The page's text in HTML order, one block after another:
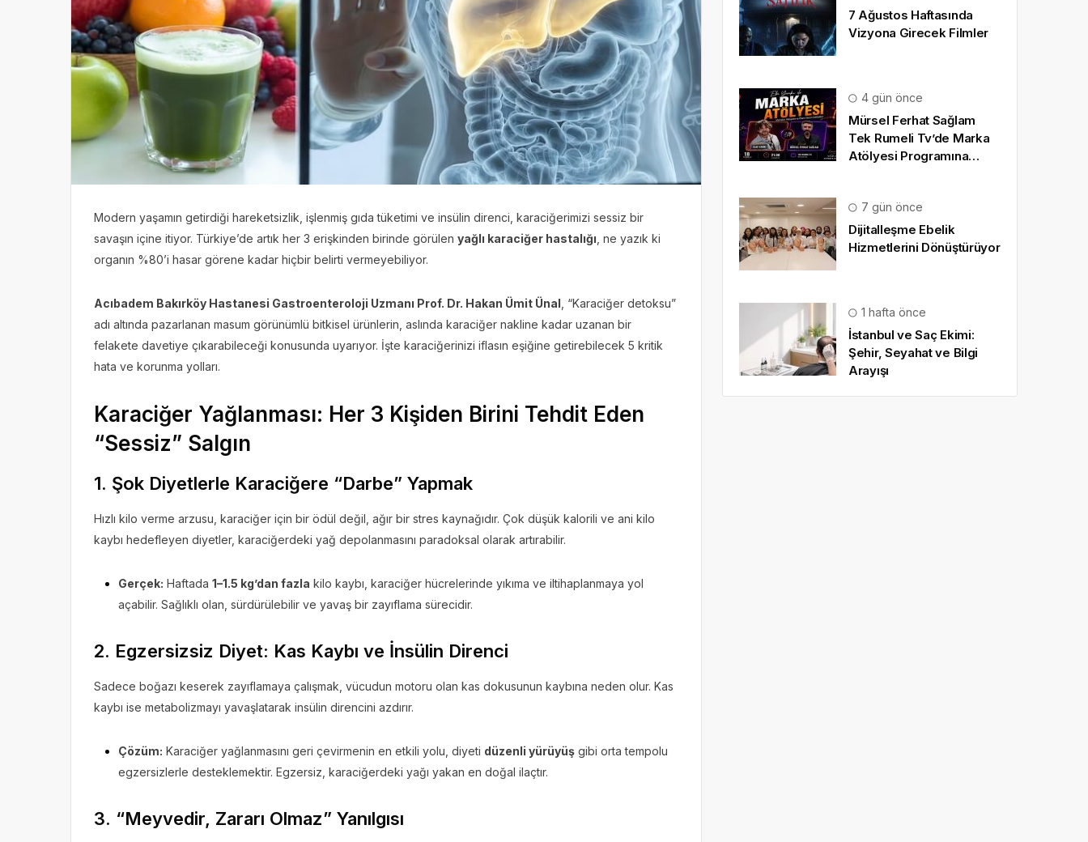
Modern yaşamın getirdiği hareketsizlik, işlenmiş gıda tüketimi ve insülin direnci, karaciğerimizi sessiz bir
savaşın içine itiyor. Türkiye’de artık her 3 erişkinden birinde görülen yağlı karaciğer hastalığı , ne yazık ki
organın %80’i hasar görene kadar hiçbir belirti vermeyebiliyor.
Acıbadem Bakırköy Hastanesi Gastroenteroloji Uzmanı Prof. Dr. Hakan Ümit Ünal , “Karaciğer detoksu”
adı altında pazarlanan masum görünümlü bitkisel ürünlerin, aslında karaciğer nakline kadar uzanan bir
felakete davetiye çıkarabileceği konusunda uyarıyor. İşte karaciğerinizi iflasın eşiğine getirebilecek 5 kritik
hata ve korunma yolları.
Karaciğer Yağlanması: Her 3 Kişiden Birini Tehdit Eden
“Sessiz” Salgın
1. Şok Diyetlerle Karaciğere “Darbe” Yapmak
Hızlı kilo verme arzusu, karaciğer için bir ödül değil, ağır bir stres kaynağıdır. Çok düşük kalorili ve ani kilo
kaybı hedefleyen diyetler, karaciğerdeki yağ depolanmasını paradoksal olarak artırabilir.
Gerçek: Haftada 1–1.5 kg’dan fazla kilo kaybı, karaciğer hücrelerinde yıkıma ve iltihaplanmaya yol
açabilir. Sağlıklı olan, sürdürülebilir ve yavaş bir zayıflama sürecidir.
2. Egzersizsiz Diyet: Kas Kaybı ve İnsülin Direnci
Sadece boğazı keserek zayıflamaya çalışmak, vücudun motoru olan kas dokusunun kaybına neden olur. Kas
kaybı ise metabolizmayı yavaşlatarak insülin direncini azdırır.
Çözüm: Karaciğer yağlanmasını geri çevirmenin en etkili yolu, diyeti düzenli yürüyüş gibi orta tempolu
egzersizlerle desteklemektir. Egzersiz, karaciğerdeki yağı yakan en doğal ilaçtır.
3. “Meyvedir, Zararı Olmaz” Yanılgısı
7 Ağustos Haftasında
Vizyona Girecek Filmler
4 gün önce
Mürsel Ferhat Sağlam
Tek Rumeli Tv’de Marka
Atölyesi Programına
7 gün önce
Dijitalleşme Ebelik
Hizmetlerini Dönüştürüyor
1 hafta önce
İstanbul ve Saç Ekimi:
Şehir, Seyahat ve Bilgi
Arayışı